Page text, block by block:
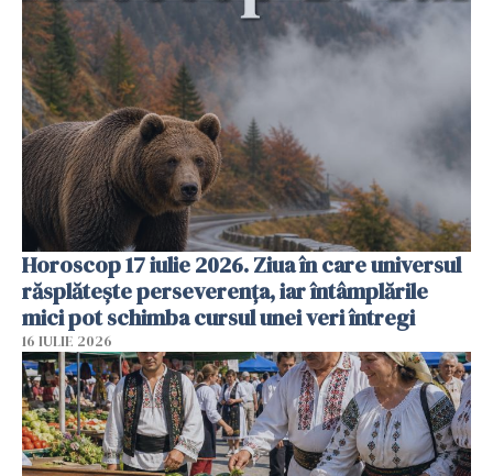
Horoscop 17 iulie 2026. Ziua în care universul
răsplătește perseverența, iar întâmplările
mici pot schimba cursul unei veri întregi
16 IULIE 2026